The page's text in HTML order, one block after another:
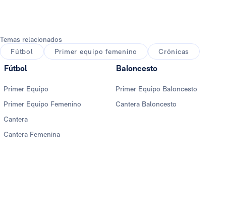
Temas relacionados
Fútbol
Primer equipo femenino Crónicas
Fútbol
Primer Equipo
Primer Equipo Femenino
Cantera
Cantera Femenina
Baloncesto
Primer Equipo Baloncesto
Cantera Baloncesto